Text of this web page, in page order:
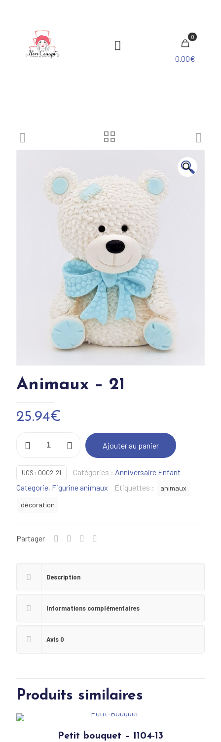
0
0.00€
🔍
Animaux – 21
25.94€
Animaux
-
Ajouter au panier
UGS : 0002-21 Catégories : Anniversaire Enfant
Categorie, Figurine animaux Étiquettes :
animaux
décoration
Partager
Description
Informations complémentaires
Avis 0
Produits similaires
Petit bouquet – 1104-13